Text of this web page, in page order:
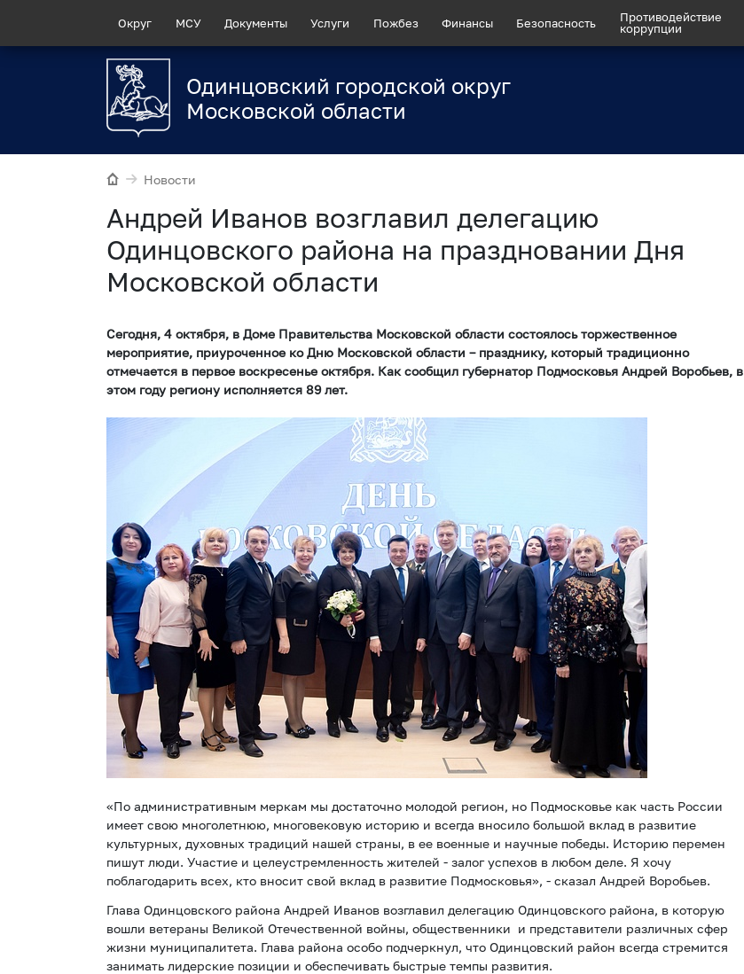
Округ МСУ Документы Услуги Пожбез Финансы Безопасность
Противодействие
коррупции
Одинцовский городской округ
Московской области
Новости
Андрей Иванов возглавил делегацию
Одинцовского района на праздновании Дня
Московской области
Сегодня, 4 октября, в Доме Правительства Московской области состоялось торжественное
мероприятие, приуроченное ко Дню Московской области – празднику, который традиционно
отмечается в первое воскресенье октября. Как сообщил губернатор Подмосковья Андрей Воробьев, в
этом году региону исполняется 89 лет.
«По административным меркам мы достаточно молодой регион, но Подмосковье как часть России
имеет свою многолетнюю, многовековую историю и всегда вносило большой вклад в развитие
культурных, духовных традиций нашей страны, в ее военные и научные победы. Историю перемен
пишут люди. Участие и целеустремленность жителей - залог успехов в любом деле. Я хочу
поблагодарить всех, кто вносит свой вклад в развитие Подмосковья», - сказал Андрей Воробьев.
Глава Одинцовского района Андрей Иванов возглавил делегацию Одинцовского района, в которую
вошли ветераны Великой Отечественной войны, общественники и представители различных сфер
жизни муниципалитета. Глава района особо подчеркнул, что Одинцовский район всегда стремится
занимать лидерские позиции и обеспечивать быстрые темпы развития.